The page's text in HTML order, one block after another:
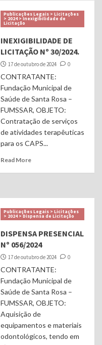
Publicações Legais > Licitações
> 2024 > Inexigibilidade de
Licitação
INEXIGIBILIDADE DE
LICITAÇÃO Nº 30/2024.
17 de outubro de 2024 0
CONTRATANTE:
Fundação Municipal de
Saúde de Santa Rosa –
FUMSSAR, OBJETO:
Contratação de serviços
de atividades terapêuticas
para os CAPS...
Read More
Publicações Legais > Licitações
> 2024 > Dispensa de Licitação
DISPENSA PRESENCIAL
Nº 056/2024
17 de outubro de 2024 0
CONTRATANTE:
Fundação Municipal de
Saúde de Santa Rosa –
FUMSSAR, OBJETO:
Aquisição de
equipamentos e materiais
odontológicos, tendo em